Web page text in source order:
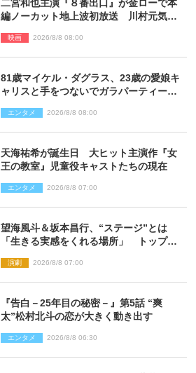
二宮和也主演『８番出口』が金ローで本
編ノーカット地上波初放送 川村元気監
映画 2026/8/8 08:00
81歳マイケル・ダグラス、23歳の愛娘キ
ャリスと手をつないでガラパーティーに
エンタメ 2026/8/8 08:00
天海祐希が誕生日 大ヒット主演作『女
王の教室』児童役キャストたちの現在
エンタメ 2026/8/8 07:00
望海風斗＆坂本昌行、“ステージ”とは
「生きる実感をくれる場所」 トップを
演劇 2026/8/8 07:00
『告白－25年目の秘密－』第5話 “爽
太”松村北斗の恋が大きく動き出す
エンタメ 2026/8/8 06:30